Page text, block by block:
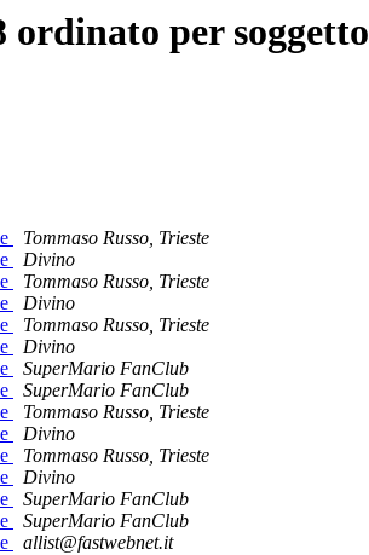
per soggetto
Tommaso Russo, Trieste
Divino
Tommaso Russo, Trieste
Divino
Tommaso Russo, Trieste
Divino
SuperMario FanClub
SuperMario FanClub
Tommaso Russo, Trieste
Divino
Tommaso Russo, Trieste
Divino
SuperMario FanClub
SuperMario FanClub
allist@fastwebnet.it